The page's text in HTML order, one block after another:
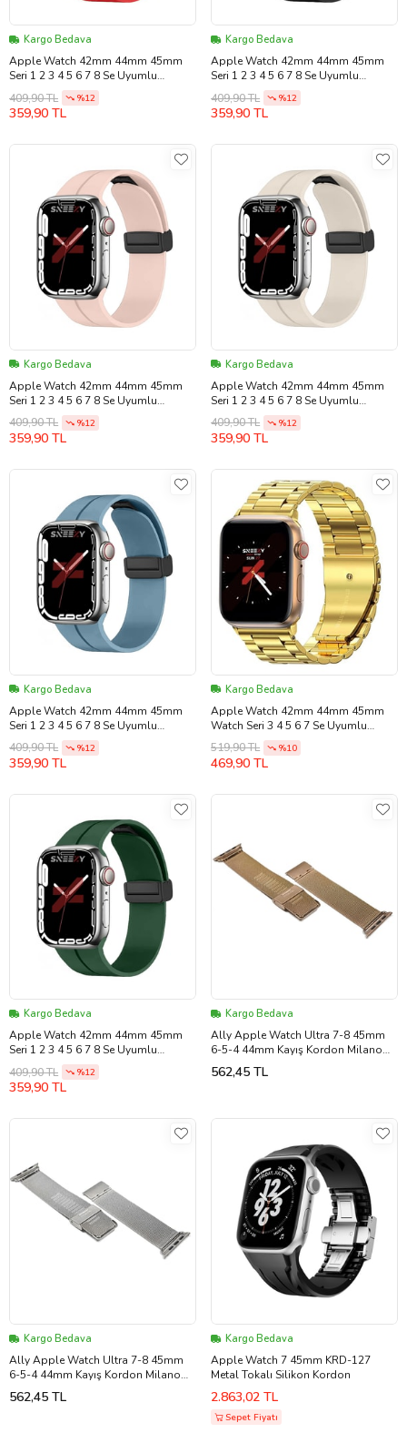
Kargo Bedava
Apple Watch 42mm 44mm 45mm
Seri 1 2 3 4 5 6 7 8 Se Uyumlu
Coastal Manyetik Tokalı Silikon
Kordon (Kırmızı)
409,90 TL %12
359,90 TL
Kargo Bedava
Apple Watch 42mm 44mm 45mm
Seri 1 2 3 4 5 6 7 8 Se Uyumlu
Coastal Manyetik Tokalı Silikon
Kordon (Siyah)
409,90 TL %12
359,90 TL
Kargo Bedava
Apple Watch 42mm 44mm 45mm
Seri 1 2 3 4 5 6 7 8 Se Uyumlu
Coastal Manyetik Tokalı Silikon
Kordon (Pudra)
409,90 TL %12
359,90 TL
Kargo Bedava
Apple Watch 42mm 44mm 45mm
Seri 1 2 3 4 5 6 7 8 Se Uyumlu
Coastal Manyetik Tokalı Silikon
Kordon (Günışığı)
409,90 TL %12
359,90 TL
Kargo Bedava
Apple Watch 42mm 44mm 45mm
Seri 1 2 3 4 5 6 7 8 Se Uyumlu
Coastal Manyetik Tokalı Silikon
Kordon (Açık Mavi)
409,90 TL %12
359,90 TL
Kargo Bedava
Apple Watch 42mm 44mm 45mm
Watch Seri 3 4 5 6 7 Se Uyumlu
Ironweft Döküm Çelik Metal Kordon
(Gold)
519,90 TL %10
469,90 TL
Kargo Bedava
Apple Watch 42mm 44mm 45mm
Seri 1 2 3 4 5 6 7 8 Se Uyumlu
Coastal Manyetik Tokalı Silikon
Kordon (Koyu Yeşil)
409,90 TL %12
359,90 TL
Kargo Bedava
Ally Apple Watch Ultra 7-8 45mm
6-5-4 44mm Kayış Kordon Milano
Metal Klasik 3-2-1 42mm (Rose)
562,45 TL
Kargo Bedava
Ally Apple Watch Ultra 7-8 45mm
6-5-4 44mm Kayış Kordon Milano
Metal Klasik 3-2-1 42mm (Gümüş)
562,45 TL
Kargo Bedava
Apple Watch 7 45mm KRD-127
Metal Tokalı Silikon Kordon
2.863,02 TL
Sepet Fiyatı